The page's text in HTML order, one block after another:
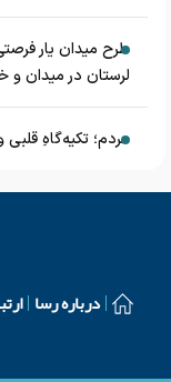
طرح میدان یار
لرستان در میدان و
مردم؛ تکیه‌گاهِ
درباره رسا